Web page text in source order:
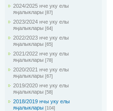
2024/2025 нче уку елы
яңалыклары [87]
2023/2024 нче уку елы
яңалыклары [64]
2022/2023 нче уку елы
яңалыклары [65]
2021/2022 нче уку елы
яңалыклары [78]
2020/2021 нче уку елы
яңалыклары [67]
2019/2020 нче уку елы
яңалыклары [58]
2018/2019 нчы уку елы
яңалыклары [104]